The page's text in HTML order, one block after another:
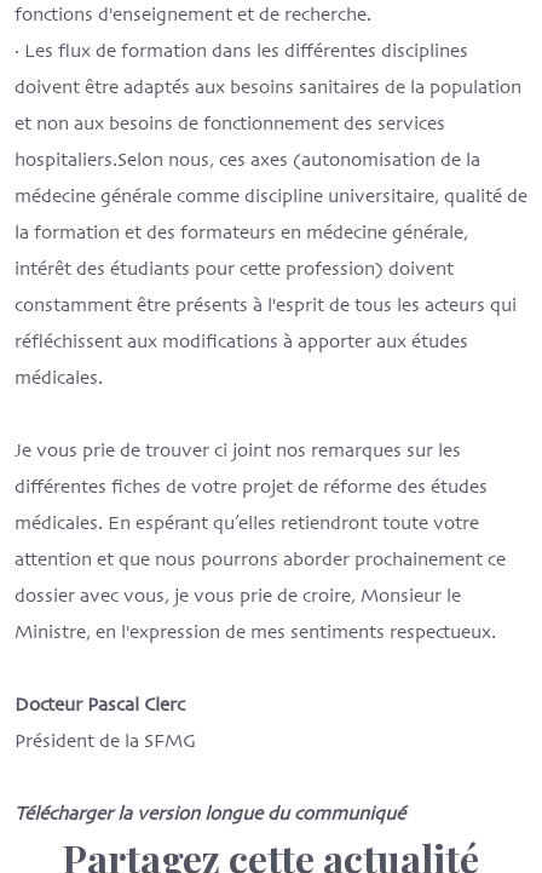
fonctions d'enseignement et de recherche.
· Les flux de formation dans les différentes disciplines
doivent être adaptés aux besoins sanitaires de la population
et non aux besoins de fonctionnement des services
hospitaliers.Selon nous, ces axes (autonomisation de la
médecine générale comme discipline universitaire, qualité de
la formation et des formateurs en médecine générale,
intérêt des étudiants pour cette profession) doivent
constamment être présents à l'esprit de tous les acteurs qui
réfléchissent aux modifications à apporter aux études
médicales.
Je vous prie de trouver ci joint nos remarques sur les
différentes fiches de votre projet de réforme des études
médicales. En espérant qu’elles retiendront toute votre
attention et que nous pourrons aborder prochainement ce
dossier avec vous, je vous prie de croire, Monsieur le
Ministre, en l'expression de mes sentiments respectueux.
Docteur Pascal Clerc
Président de la SFMG
Télécharger la version longue du communiqué
Partagez cette actualité